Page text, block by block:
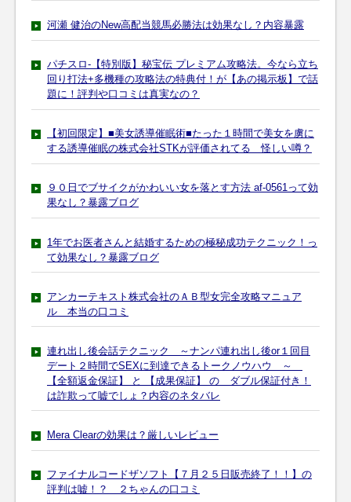
河瀬 健治のNew高配当競馬必勝法は効果なし？内容暴露
パチスロ-【特別版】秘宝伝 プレミアム攻略法。今なら立ち
回り打法+多機種の攻略法の特典付！が【あの掲示板】で話
題に！評判や口コミは真実なの？
【初回限定】■美女誘導催眠術■たった１時間で美女を虜に
する誘導催眠の株式会社STKが評価されてる 怪しい噂？
９０日でブサイクがかわいい女を落とす方法 af-0561って効
果なし？暴露ブログ
1年でお医者さんと結婚するための極秘成功テクニック！っ
て効果なし？暴露ブログ
アンカーテキスト株式会社のＡＢ型女完全攻略マニュア
ル 本当の口コミ
連れ出し後会話テクニック ～ナンパ連れ出し後or１回目
デート２時間でSEXに到達できるトークノウハウ ～
【全額返金保証】 と 【成果保証】 の ダブル保証付き！
は詐欺って嘘でしょ？内容のネタバレ
Mera Clearの効果は？厳しいレビュー
ファイナルコードザソフト【７月２５日販売終了！！】の
評判は嘘！？ ２ちゃんの口コミ